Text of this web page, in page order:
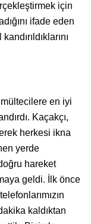
için
ifade eden
en iyi
Kaçakçı,
herkesi ikna
yerde
hareket
geldi. İlk önce
kaldıktan